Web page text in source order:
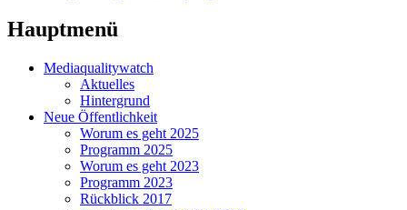
Hauptmenü
Mediaqualitywatch
Aktuelles
Hintergrund
Neue Öffentlichkeit
Worum es geht 2025
Programm 2025
Worum es geht 2023
Programm 2023
Rückblick 2017